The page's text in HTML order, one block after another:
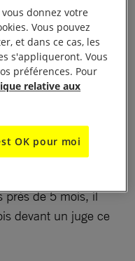
75001 Paris)
Libertés à
Shaath,
près de 5 mois, il
devant un juge ce
vous donnez votre
Vous pouvez
et dans ce cas, les
s'appliqueront. Vous
préférences. Pour
relative aux
OK pour moi